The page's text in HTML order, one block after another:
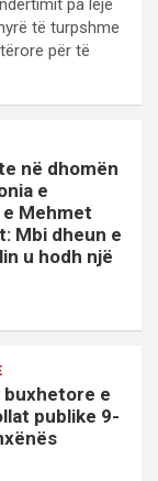
pa leje
të turpshme
për të
në dhomën
e
Mehmet
Mbi dheun e
u hodh një
e
publike 9-